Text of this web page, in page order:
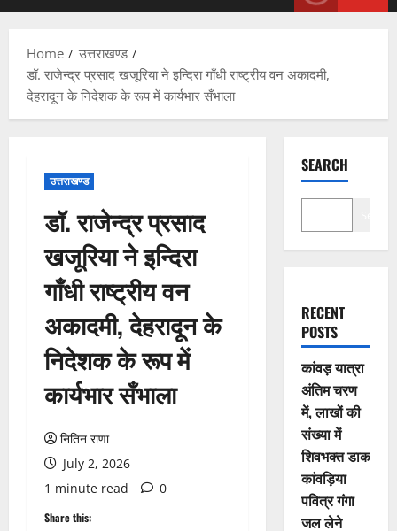
Home
उत्तराखण्ड
डॉ. राजेन्‍द्र प्रसाद खजूरिया ने इन्दिरा गाँधी राष्ट्रीय वन अकादमी,
देहरादून के निदेशक के रूप में कार्यभार सँभाला
उत्तराखण्ड
डॉ. राजेन्‍द्र प्रसाद
खजूरिया ने इन्दिरा
गाँधी राष्ट्रीय वन
अकादमी, देहरादून के
निदेशक के रूप में
कार्यभार सँभाला
नितिन राणा
July 2, 2026
1 minute read
0
Share this:
SEARCH
RECENT
POSTS
कांवड़ यात्रा
अंतिम चरण
में, लाखों की
संख्या में
शिवभक्त डाक
कांवड़िया
पवित्र गंगा
जल लेने